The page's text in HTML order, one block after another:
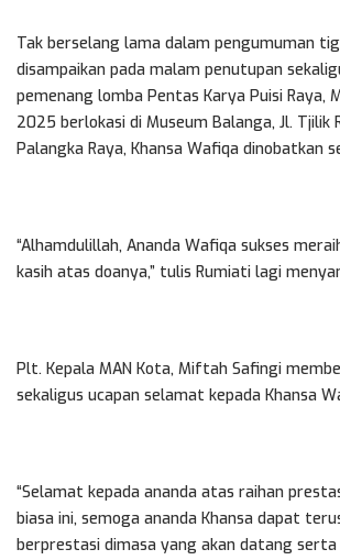
Tak berselang lama dalam pengumuman
disampaikan pada malam penutupan
pemenang lomba Pentas Karya Puisi Raya,
2025 berlokasi di Museum Balanga, Jl. Tjilik
Palangka Raya, Khansa Wafiqa dinobatkan
“Alhamdulillah, Ananda Wafiqa sukses
kasih atas doanya,” tulis Rumiati lagi
Plt. Kepala MAN Kota, Miftah Safingi
sekaligus ucapan selamat kepada Khansa
“Selamat kepada ananda atas raihan
biasa ini, semoga ananda Khansa dapat
berprestasi dimasa yang akan datang